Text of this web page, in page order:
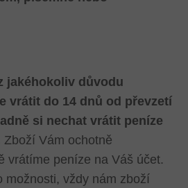
jakéhokoliv důvodu
vrátit do 14 dnů od převzetí
si nechat vrátit peníze
Zboží Vám ochotně
vrátíme peníze na Váš účet.
možnosti, vždy nám zboží